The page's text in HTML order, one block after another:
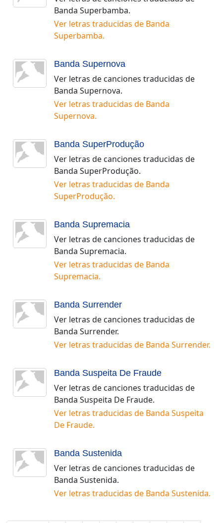
Banda Superbamba.
Ver letras traducidas de Banda
Superbamba.
Banda Supernova
Ver letras de canciones traducidas de
Banda Supernova.
Ver letras traducidas de Banda
Supernova.
Banda SuperProdução
Ver letras de canciones traducidas de
Banda SuperProdução.
Ver letras traducidas de Banda
SuperProdução.
Banda Supremacia
Ver letras de canciones traducidas de
Banda Supremacia.
Ver letras traducidas de Banda
Supremacia.
Banda Surrender
Ver letras de canciones traducidas de
Banda Surrender.
Ver letras traducidas de Banda Surrender.
Banda Suspeita De Fraude
Ver letras de canciones traducidas de
Banda Suspeita De Fraude.
Ver letras traducidas de Banda Suspeita
De Fraude.
Banda Sustenida
Ver letras de canciones traducidas de
Banda Sustenida.
Ver letras traducidas de Banda Sustenida.